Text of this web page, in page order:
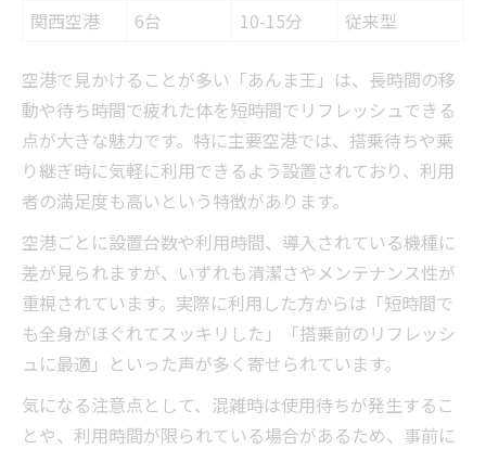
短期間レンタルのメリットと活用例
あんま王で叶う短時間リフレッシュ方法
空港で短時間リフレッシュするコツ
あんま王の即効性を実感する使い方
休憩室での効果的なリラックス法
複合施設で人気のリフレッシュ体験
短時間利用に適したあんま王の機能比較
関西空港
6台 10-15分 従来型
空港で見かけることが多い「あんま王」は、長時間の移
動や待ち時間で疲れた体を短時間でリフレッシュできる
点が大きな魅力です。特に主要空港では、搭乗待ちや乗
り継ぎ時に気軽に利用できるよう設置されており、利用
者の満足度も高いという特徴があります。
空港ごとに設置台数や利用時間、導入されている機種に
差が見られますが、いずれも清潔さやメンテナンス性が
重視されています。実際に利用した方からは「短時間で
も全身がほぐれてスッキリした」「搭乗前のリフレッシ
ュに最適」といった声が多く寄せられています。
気になる注意点として、混雑時は使用待ちが発生するこ
とや、利用時間が限られている場合があるため、事前に